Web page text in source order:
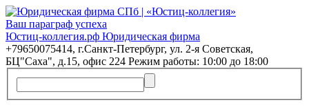
Ваш параграф успеха
Юстиц-коллегия.рф Юридическая фирма
+79650075414, г.Санкт-Петербург, ул. 2-я Советская,
БЦ"Саха", д.15, офис 224 Режим работы: 10:00 до 18:00